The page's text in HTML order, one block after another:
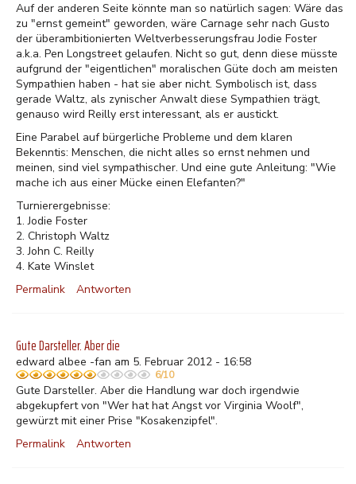
Auf der anderen Seite könnte man so natürlich sagen: Wäre das
zu "ernst gemeint" geworden, wäre Carnage sehr nach Gusto
der überambitionierten Weltverbesserungsfrau Jodie Foster
a.k.a. Pen Longstreet gelaufen. Nicht so gut, denn diese müsste
aufgrund der "eigentlichen" moralischen Güte doch am meisten
Sympathien haben - hat sie aber nicht. Symbolisch ist, dass
gerade Waltz, als zynischer Anwalt diese Sympathien trägt,
genauso wird Reilly erst interessant, als er austickt.
Eine Parabel auf bürgerliche Probleme und dem klaren
Bekenntis: Menschen, die nicht alles so ernst nehmen und
meinen, sind viel sympathischer. Und eine gute Anleitung: "Wie
mache ich aus einer Mücke einen Elefanten?"
Turnierergebnisse:
1. Jodie Foster
2. Christoph Waltz
3. John C. Reilly
4. Kate Winslet
Permalink
Antworten
Gute Darsteller. Aber die
edward albee -fan am 5. Februar 2012 - 16:58
6/10
Gute Darsteller. Aber die Handlung war doch irgendwie
abgekupfert von "Wer hat hat Angst vor Virginia Woolf",
gewürzt mit einer Prise "Kosakenzipfel".
Permalink
Antworten